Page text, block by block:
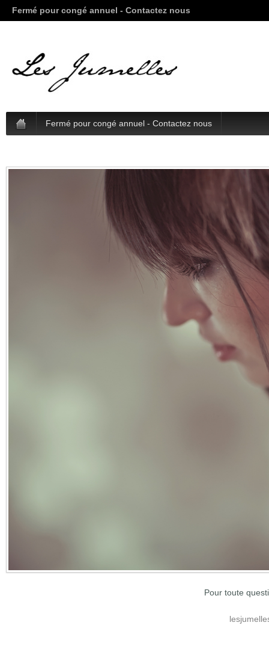
Fermé pour congé annuel - Contactez nous
Fermé pour congé annuel - Contactez nous
Pour toute